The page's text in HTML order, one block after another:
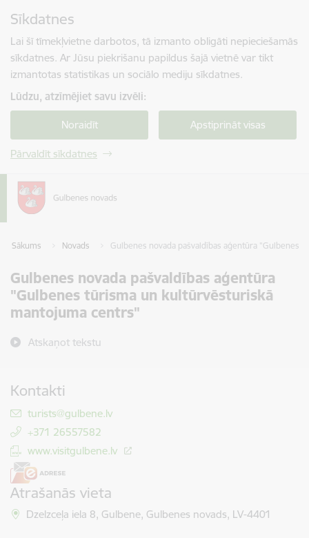
Sīkdatnes
Lai šī tīmekļvietne darbotos, tā izmanto obligāti nepieciešamās
sīkdatnes. Ar Jūsu piekrišanu papildus šajā vietnē var tikt
izmantotas statistikas un sociālo mediju sīkdatnes.
Lūdzu, atzīmējiet savu izvēli:
Noraidīt Apstiprināt visas
Pārvaldīt sīkdatnes
Sākums Novads Gulbenes novada pašvaldības aģentūra "Gulbenes
Gulbenes novada pašvaldības aģentūra
"Gulbenes tūrisma un kultūrvēsturiskā
mantojuma centrs"
Atskaņot tekstu
Kontakti
E-pasts:
turists@gulbene.lv
+371 26557582
www.visitgulbene.lv
Atrašanās vieta
Dzelzceļa iela 8, Gulbene, Gulbenes novads, LV-4401